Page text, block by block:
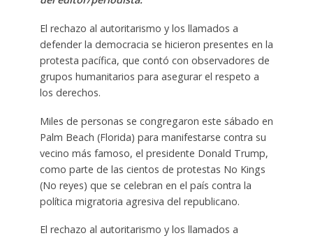
El rechazo al autoritarismo y los llamados a
defender la democracia se hicieron presentes en la
protesta pacífica, que contó con observadores de
grupos humanitarios para asegurar el respeto a
los derechos.
Miles de personas se congregaron este sábado en
Palm Beach (Florida) para manifestarse contra su
vecino más famoso, el presidente Donald Trump,
como parte de las cientos de protestas No Kings
(No reyes) que se celebran en el país contra la
política migratoria agresiva del republicano.
El rechazo al autoritarismo y los llamados a